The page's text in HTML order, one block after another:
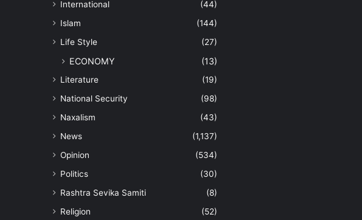
International
(44)
Islam
(144)
Life Style
(27)
ECONOMY (13)
Literature
(19)
National Security
(98)
Naxalism
(43)
News
(1,137)
Opinion
(534)
Politics
(30)
Rashtra Sevika Samiti
(8)
Religion
(52)